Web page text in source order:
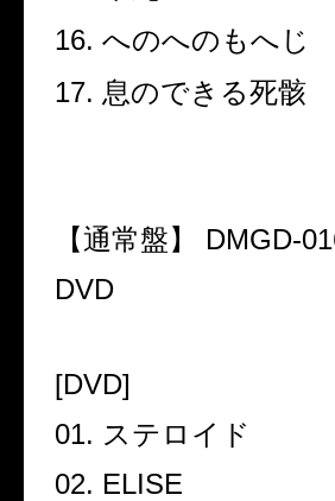
16. へのへのもへじ
17. 息のできる死骸
【通常盤】 DMGD-
DVD
[DVD]
01. ステロイド
02. ELISE